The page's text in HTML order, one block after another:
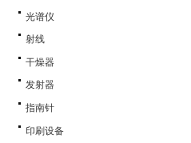
光谱仪
射线
干燥器
发射器
指南针
印刷设备